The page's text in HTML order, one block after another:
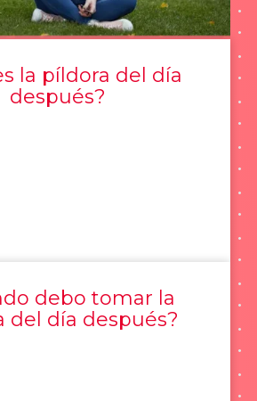
la píldora del día
después?
debo tomar la
del día después?